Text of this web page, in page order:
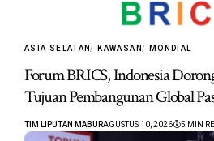
ASIA SELATAN KAWASAN MONDIAL
Forum BRICS, Indonesia
Tujuan Pembangunan Global
TIM LIPUTAN MABURAGUSTUS 10, 2026 5 MIN